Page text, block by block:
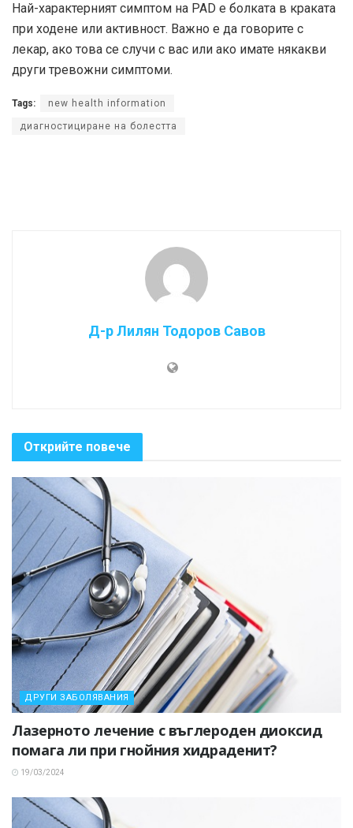
Най-характерният симптом на PAD е болката в краката
при ходене или активност. Важно е да говорите с
лекар, ако това се случи с вас или ако имате някакви
други тревожни симптоми.
Tags: new health information
диагностициране на болестта
Д-р Лилян Тодоров Савов
Открийте повече
ДРУГИ ЗАБОЛЯВАНИЯ
Лазерното лечение с въглероден диоксид
помага ли при гнойния хидраденит?
19/03/2024